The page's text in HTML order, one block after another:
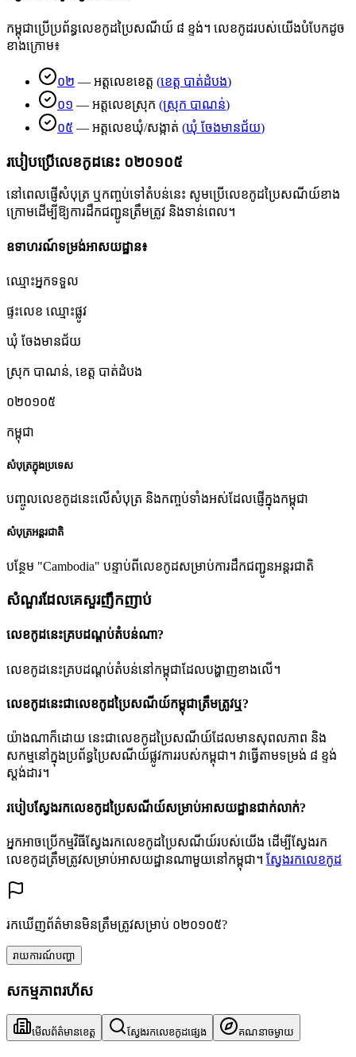
កម្ពុជាប្រើប្រព័ន្ធលេខកូដប្រៃសណីយ៍ ៨ ខ្ទង់។ លេខកូដរបស់យើងបំបែកដូច
ខាងក្រោម៖
០២ — អត្តលេខខេត្ត (ខេត្ត បាត់ដំបង)
០១ — អត្តលេខស្រុក (ស្រុក បាណន់)
០៥ — អត្តលេខឃុំ/សង្កាត់ (ឃុំ ចែងមានជ័យ)
របៀបប្រើលេខកូដនេះ ០២០១០៥
នៅពេលផ្ញើសំបុត្រ ឬកញ្ចប់ទៅតំបន់នេះ សូមប្រើលេខកូដប្រៃសណីយ៍ខាង
ក្រោមដើម្បីឱ្យការដឹកជញ្ជូនត្រឹមត្រូវ និងទាន់ពេល។
ឧទាហរណ៍ទម្រង់អាសយដ្ឋាន៖
ឈ្មោះអ្នកទទួល
ផ្ទះលេខ ឈ្មោះផ្លូវ
ឃុំ ចែងមានជ័យ
ស្រុក បាណន់, ខេត្ត បាត់ដំបង
០២០១០៥
កម្ពុជា
សំបុត្រក្នុងប្រទេស
បញ្ចូលលេខកូដនេះលើសំបុត្រ និងកញ្ចប់ទាំងអស់ដែលផ្ញើក្នុងកម្ពុជា
សំបុត្រអន្តរជាតិ
បន្ថែម "Cambodia" បន្ទាប់ពីលេខកូដសម្រាប់ការដឹកជញ្ជូនអន្តរជាតិ
សំណួរដែលគេសួរញឹកញាប់
លេខកូដនេះគ្របដណ្តប់តំបន់ណា?
លេខកូដនេះគ្របដណ្តប់តំបន់នៅកម្ពុជាដែលបង្ហាញខាងលើ។
លេខកូដនេះជាលេខកូដប្រៃសណីយ៍កម្ពុជាត្រឹមត្រូវឬ?
យ៉ាងណាក៏ដោយ នេះជាលេខកូដប្រៃសណីយ៍ដែលមានសុពលភាព និង
សកម្មនៅក្នុងប្រព័ន្ធប្រៃសណីយ៍ផ្លូវការរបស់កម្ពុជា។ វាធ្វើតាមទម្រង់ ៨ ខ្ទង់
ស្តង់ដារ។
របៀបស្វែងរកលេខកូដប្រៃសណីយ៍សម្រាប់អាសយដ្ឋានជាក់លាក់?
អ្នកអាចប្រើកម្មវិធីស្វែងរកលេខកូដប្រៃសណីយ៍របស់យើង ដើម្បីស្វែងរក
លេខកូដត្រឹមត្រូវសម្រាប់អាសយដ្ឋានណាមួយនៅកម្ពុជា។ ស្វែងរកលេខកូដ
រកឃើញព័ត៌មានមិនត្រឹមត្រូវសម្រាប់ ០២០១០៥?
រាយការណ៍បញ្ហា
សកម្មភាពរហ័ស
មើលព័ត៌មានខេត្ត ស្វែងរកលេខកូដផ្សេង គណនាចម្ងាយ